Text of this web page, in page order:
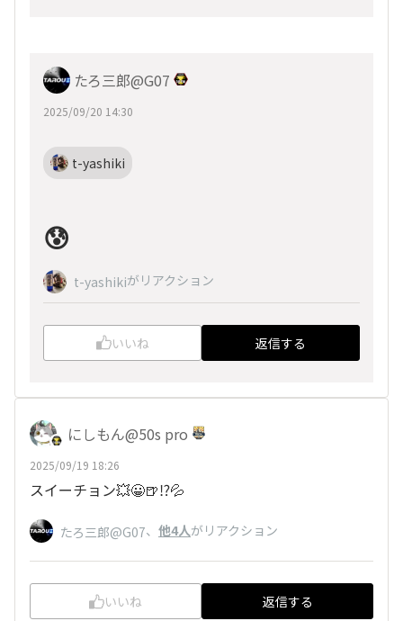
たろ三郎@G07
2025/09/20 14:30
t-yashiki
😰
t-yashikiがリアクション
いいね 返信する
にしもん@50s pro
2025/09/19 18:26
スイーチョン💥😀🍺⁉️💦
たろ三郎@G07、 他4人がリアクション
いいね 返信する